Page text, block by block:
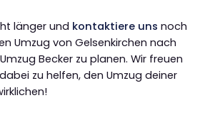
länger und kontaktiere uns noch
Umzug von Gelsenkirchen nach
Becker zu planen. Wir freuen
zu helfen, den Umzug deiner